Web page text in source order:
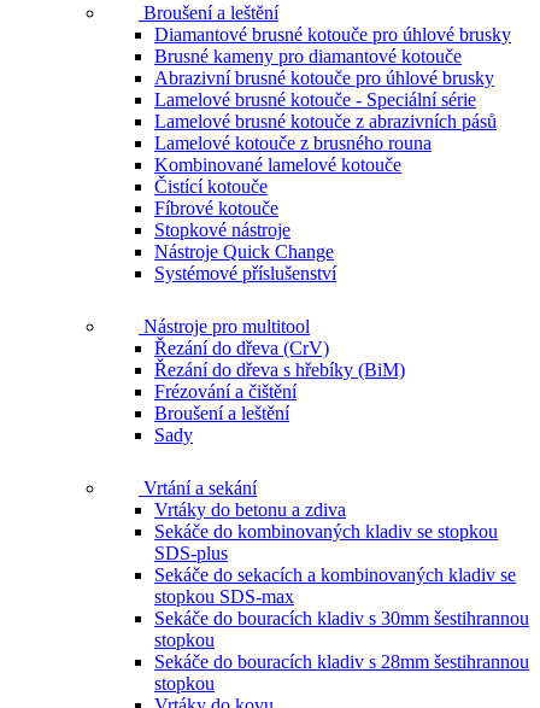
Broušení a leštění
Diamantové brusné kotouče pro úhlové brusky
Brusné kameny pro diamantové kotouče
Abrazivní brusné kotouče pro úhlové brusky
Lamelové brusné kotouče - Speciální série
Lamelové brusné kotouče z abrazivních pásů
Lamelové kotouče z brusného rouna
Kombinované lamelové kotouče
Čistící kotouče
Fíbrové kotouče
Stopkové nástroje
Nástroje Quick Change
Systémové příslušenství
Nástroje pro multitool
Řezání do dřeva (CrV)
Řezání do dřeva s hřebíky (BiM)
Frézování a čištění
Broušení a leštění
Sady
Vrtání a sekání
Vrtáky do betonu a zdiva
Sekáče do kombinovaných kladiv se stopkou
SDS-plus
Sekáče do sekacích a kombinovaných kladiv se
stopkou SDS-max
Sekáče do bouracích kladiv s 30mm šestihrannou
stopkou
Sekáče do bouracích kladiv s 28mm šestihrannou
stopkou